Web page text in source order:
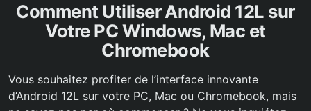
Comment Utiliser Android 12L sur
Votre PC Windows, Mac et
Chromebook
Vous souhaitez profiter de l’interface innovante
d’Android 12L sur votre PC, Mac ou Chromebook, mais